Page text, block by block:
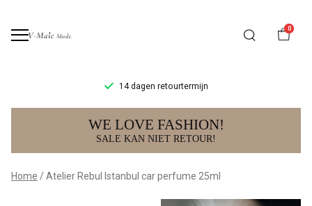
0
14 dagen retourtermijn
Atelier
Rebul
Istanbul
WE LOVE FASHION!
SALE KAN NIET RETOUR!
Home Atelier Rebul Istanbul car perfume 25ml